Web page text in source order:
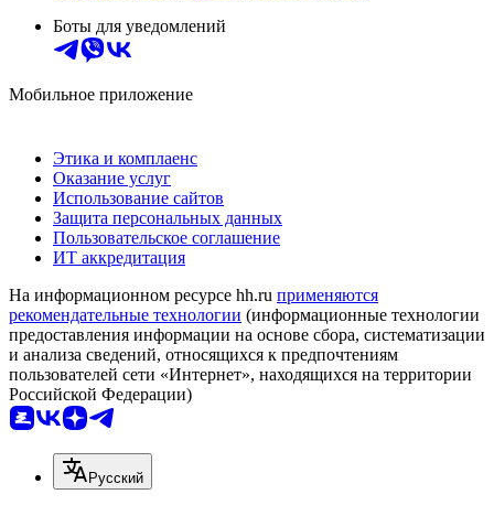
Боты для уведомлений
Мобильное приложение
Этика и комплаенс
Оказание услуг
Использование сайтов
Защита персональных данных
Пользовательское соглашение
ИТ аккредитация
На информационном ресурсе hh.ru применяются
рекомендательные технологии (информационные технологии
предоставления информации на основе сбора, систематизации
и анализа сведений, относящихся к предпочтениям
пользователей сети «Интернет», находящихся на территории
Российской Федерации)
Русский